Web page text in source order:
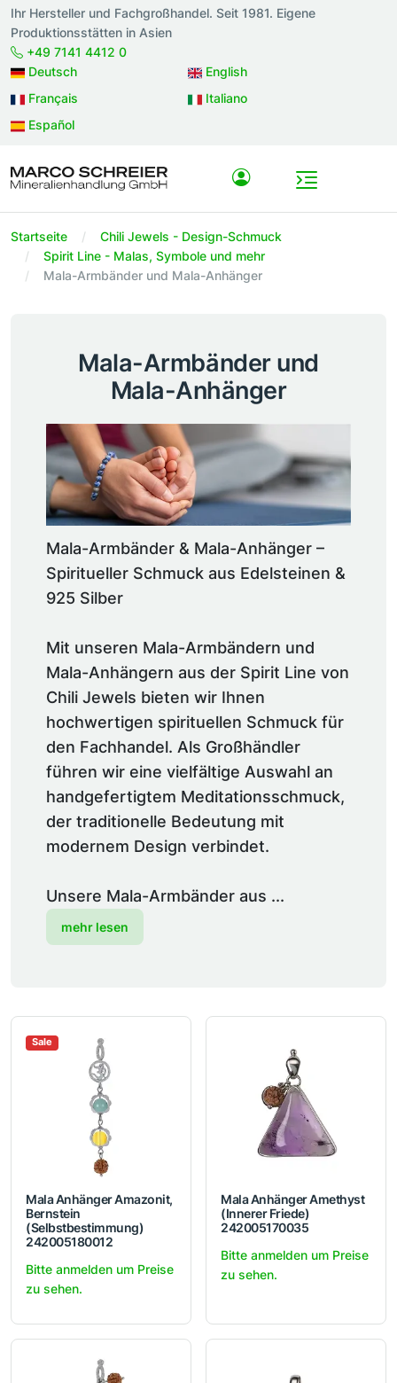
Ihr Hersteller und Fachgroßhandel. Seit 1981. Eigene
Produktionsstätten in Asien
+49 7141 4412 0
Deutsch
English
Français
Italiano
Español
Startseite
Chili Jewels - Design-Schmuck
Spirit Line - Malas, Symbole und mehr
Mala-Armbänder und Mala-Anhänger
Mala-Armbänder und
Mala-Anhänger
Mala-Armbänder & Mala-Anhänger –
Spiritueller Schmuck aus Edelsteinen &
925 Silber
Mit unseren Mala-Armbändern und
Mala-Anhängern aus der Spirit Line von
Chili Jewels bieten wir Ihnen
hochwertigen spirituellen Schmuck für
den Fachhandel. Als Großhändler
führen wir eine vielfältige Auswahl an
handgefertigtem Meditationsschmuck,
der traditionelle Bedeutung mit
modernem Design verbindet.
Unsere Mala-Armbänder aus ...
mehr lesen
Sale
Mala Anhänger Amazonit,
Bernstein
(Selbstbestimmung)
242005180012
Bitte anmelden um Preise
zu sehen.
Mala Anhänger Amethyst
(Innerer Friede)
242005170035
Bitte anmelden um Preise
zu sehen.